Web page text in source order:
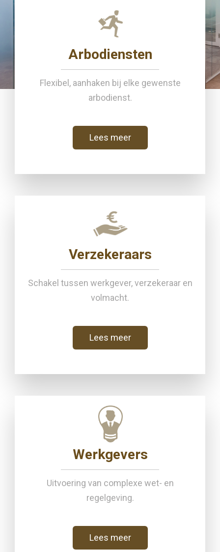
Arbodiensten
Flexibel, aanhaken bij elke gewenste
arbodienst.
Lees meer
Verzekeraars
Schakel tussen werkgever, verzekeraar en
volmacht.
Lees meer
Werkgevers
Uitvoering van complexe wet- en
regelgeving.
Lees meer